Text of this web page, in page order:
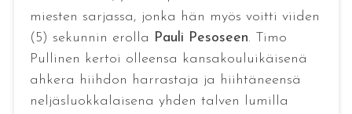
miesten sarjassa, jonka hän myös voitti viiden
(5) sekunnin erolla Pauli Pesoseen. Timo
Pullinen kertoi olleensa kansakouluikäisenä
ahkera hiihdon harrastaja ja hiihtäneensä
neljäsluokkalaisena yhden talven lumilla